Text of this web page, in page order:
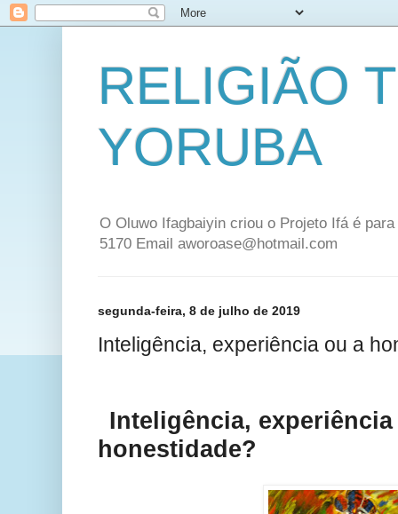
RELIGIÃO
YORUBA
O Oluwo Ifagbaiyin criou o Projeto Ifá é
5170 Email aworoase@hotmail.com
segunda-feira, 8 de julho de 2019
Inteligência, experiência ou a
Inteligência, experiência
honestidade?